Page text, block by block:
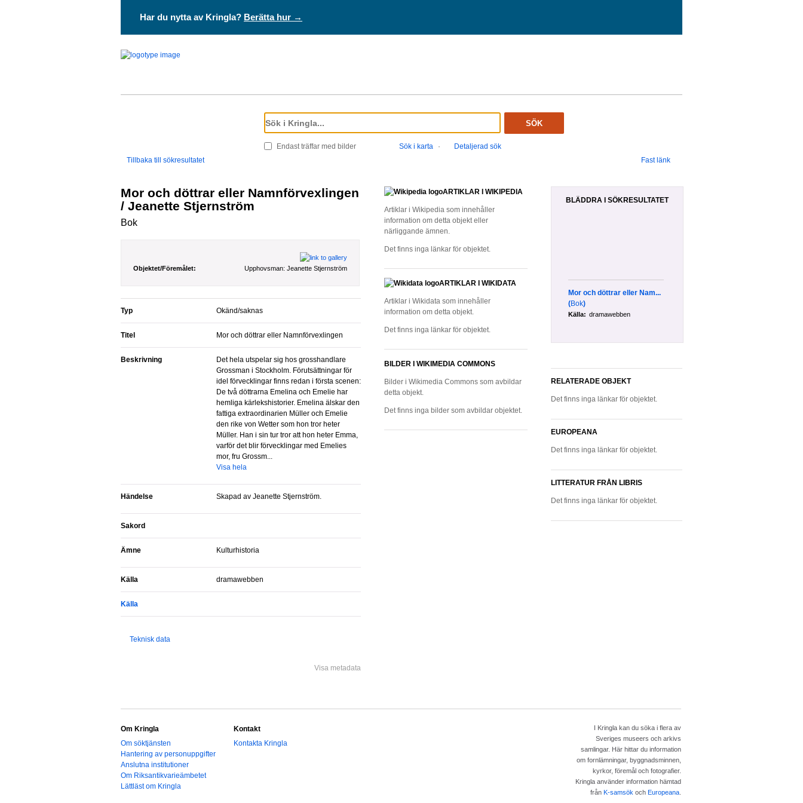
Har du nytta av Kringla? Berätta hur →
SÖK
Endast träffar med bilder Sök i karta ·
Detaljerad sök
Tillbaka till sökresultatet
Fast länk
ARTIKLAR I WIKIPEDIA
Artiklar i Wikipedia som innehåller
information om detta objekt eller
närliggande ämnen.
Det finns inga länkar för objektet.
ARTIKLAR I WIKIDATA
Artiklar i Wikidata som innehåller
information om detta objekt.
Det finns inga länkar för objektet.
BILDER I WIKIMEDIA COMMONS
Bilder i Wikimedia Commons som avbildar
detta objekt.
Det finns inga bilder som avbildar objektet.
Mor och döttrar eller Namnförvexlingen
/ Jeanette Stjernström
Bok
Objektet/Föremålet: Upphovsman: Jeanette Stjernström
Typ Okänd/saknas
Titel Mor och döttrar eller Namnförvexlingen
Beskrivning
Det hela utspelar sig hos grosshandlare
Grossman i Stockholm. Förutsättningar för
idel förvecklingar finns redan i första scenen:
De två döttrarna Emelina och Emelie har
hemliga kärlekshistorier. Emelina älskar den
fattiga extraordinarien Müller och Emelie
den rike von Wetter som hon tror heter
Müller. Han i sin tur tror att hon heter Emma,
varför det blir förvecklingar med Emelies
mor, fru Grossm...
Visa hela
Händelse Skapad av Jeanette Stjernström.
Sakord
Ämne Kulturhistoria
Källa dramawebben
Källa
Teknisk data
Visa metadata
BLÄDDRA I SÖKRESULTATET
Mor och döttrar eller Nam...
(Bok)
Källa: dramawebben
RELATERADE OBJEKT
Det finns inga länkar för objektet.
EUROPEANA
Det finns inga länkar för objektet.
LITTERATUR FRÅN LIBRIS
Det finns inga länkar för objektet.
Om Kringla
Om söktjänsten
Hantering av personuppgifter
Anslutna institutioner
Om Riksantikvarieämbetet
Lättläst om Kringla
Kontakt
Kontakta Kringla
I Kringla kan du söka i flera av
Sveriges museers och arkivs
samlingar. Här hittar du information
om fornlämningar, byggnadsminnen,
kyrkor, föremål och fotografier.
Kringla använder information hämtad
från K-samsök och Europeana